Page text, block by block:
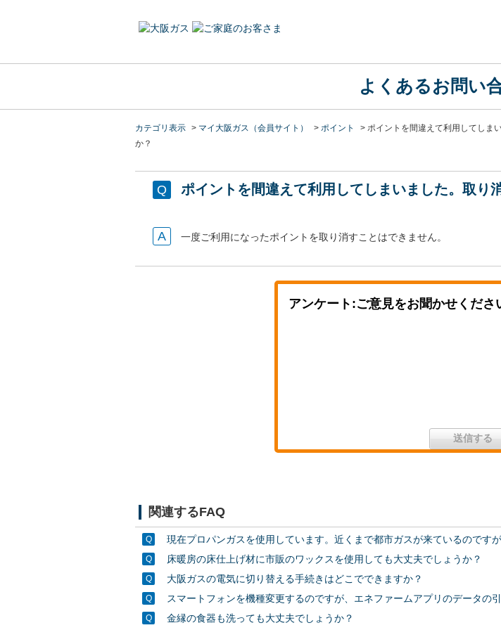
よくあるお問い
カテゴリ表示 > マイ大阪ガス（会員サイト） > ポイント > ポイントを間違えて利用してしま
か？
ポイントを間違えて利用してしまいました。取り
一度ご利用になったポイントを取り消すことはできません。
アンケート:ご意見をお聞かせくださ
関連するFAQ
現在プロパンガスを使用しています。近くまで都市ガスが来ているのです
床暖房の床仕上げ材に市販のワックスを使用しても大丈夫でしょうか？
大阪ガスの電気に切り替える手続きはどこでできますか？
スマートフォンを機種変更するのですが、エネファームアプリのデータの
金縁の食器も洗っても大丈夫でしょうか？